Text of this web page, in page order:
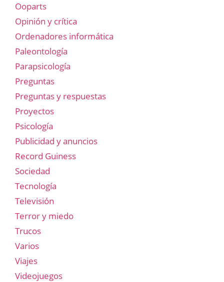
Ooparts
Opinión y crítica
Ordenadores informática
Paleontología
Parapsicología
Preguntas
Preguntas y respuestas
Proyectos
Psicología
Publicidad y anuncios
Record Guiness
Sociedad
Tecnología
Televisión
Terror y miedo
Trucos
Varios
Viajes
Videojuegos